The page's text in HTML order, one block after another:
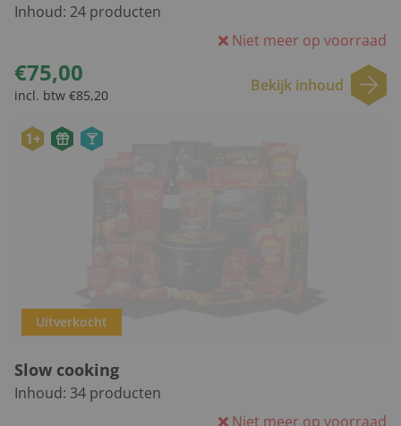
Inhoud: 24 producten
Niet meer op voorraad
€75,00
incl. btw €85,20
Bekijk inhoud
1+
Uitverkocht
Slow cooking
Inhoud: 34 producten
Niet meer op voorraad